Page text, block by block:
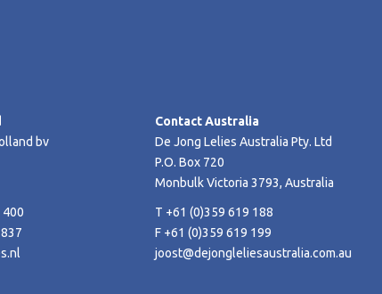
bv
400
Contact Australia
De Jong Lelies Australia Pty. Ltd
P.O. Box 720
Monbulk Victoria 3793, Australia
T +61 (0)359 619 188
F +61 (0)359 619 199
joost@dejongleliesaustralia.com.au